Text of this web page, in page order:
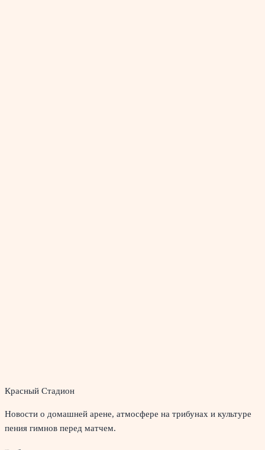
Красный Стадион
Новости о домашней арене, атмосфере на трибунах и культуре
пения гимнов перед матчем.